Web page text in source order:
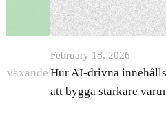
February 18, 2026
Hur AI-drivna
att bygga starkare